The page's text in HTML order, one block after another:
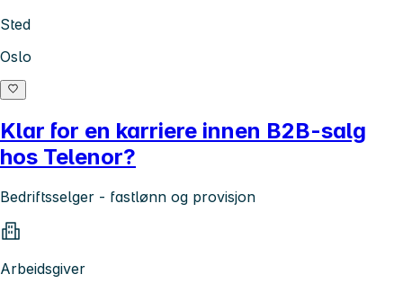
Sted
Oslo
Klar for en karriere innen B2B-salg
hos Telenor?
Bedriftsselger - fastlønn og provisjon
Arbeidsgiver